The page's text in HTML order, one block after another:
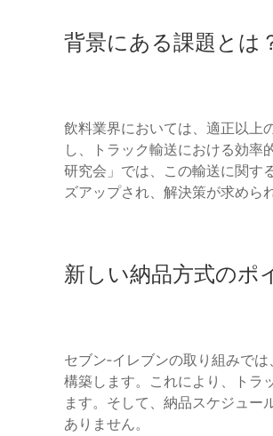
背景にある課題とは
飲料業界においては、適正以上
し、トラック輸送における効率
研究会」では、この輸送に関す
ズアップされ、解決策が求めら
新しい納品方式のポ
セブン‐イレブンの取り組みで
構築します。これにより、トラ
ます。そして、納品スケジュー
ありません。